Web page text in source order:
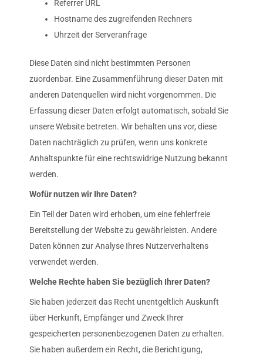
Referrer URL
Hostname des zugreifenden Rechners
Uhrzeit der Serveranfrage
Diese Daten sind nicht bestimmten Personen
zuordenbar. Eine Zusammenführung dieser Daten mit
anderen Datenquellen wird nicht vorgenommen. Die
Erfassung dieser Daten erfolgt automatisch, sobald Sie
unsere Website betreten. Wir behalten uns vor, diese
Daten nachträglich zu prüfen, wenn uns konkrete
Anhaltspunkte für eine rechtswidrige Nutzung bekannt
werden.
Wofür nutzen wir Ihre Daten?
Ein Teil der Daten wird erhoben, um eine fehlerfreie
Bereitstellung der Website zu gewährleisten. Andere
Daten können zur Analyse Ihres Nutzerverhaltens
verwendet werden.
Welche Rechte haben Sie bezüglich Ihrer Daten?
Sie haben jederzeit das Recht unentgeltlich Auskunft
über Herkunft, Empfänger und Zweck Ihrer
gespeicherten personenbezogenen Daten zu erhalten.
Sie haben außerdem ein Recht, die Berichtigung,